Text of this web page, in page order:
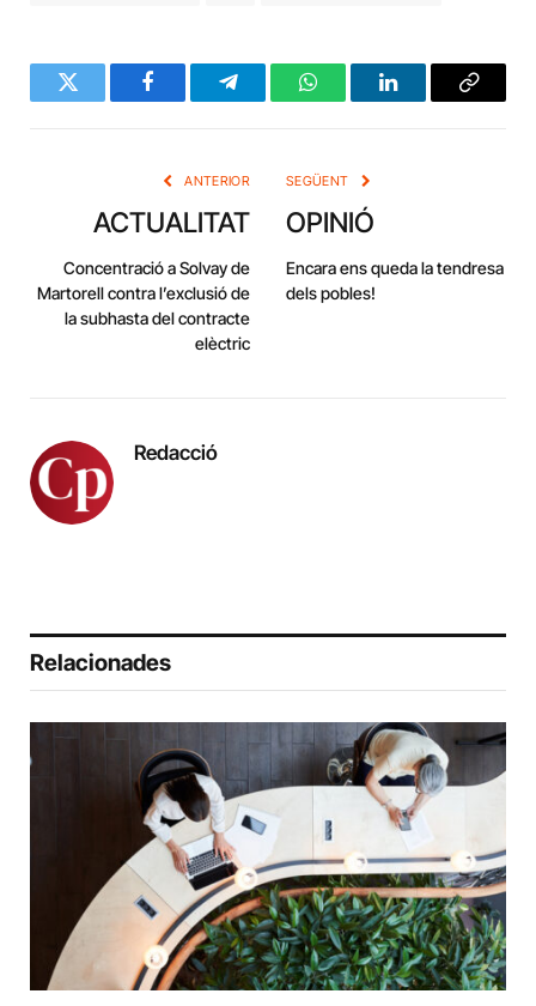
Twitter FacebookTelegramWhatsAppLinkedInCopy
ANTERIOR
ACTUALITAT
Concentració a Solvay de
Martorell contra l’exclusió de
la subhasta del contracte
elèctric
SEGÜENT
OPINIÓ
Encara ens queda la tendresa
dels pobles!
Redacció
Relacionades